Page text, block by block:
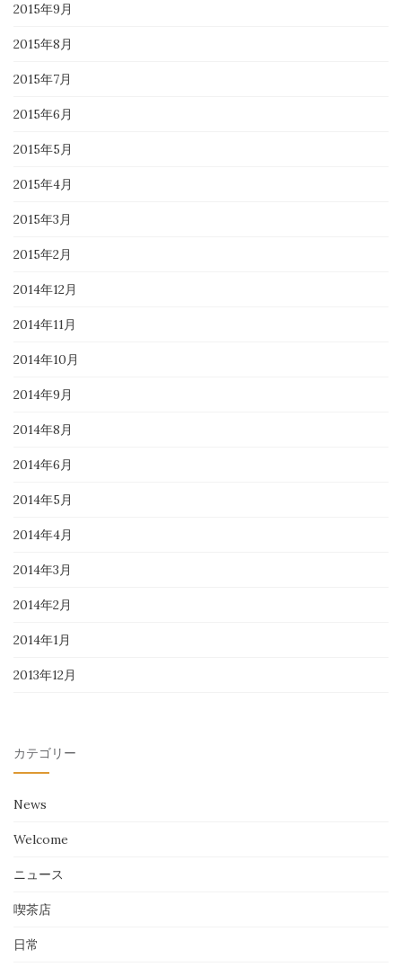
2015年9月
2015年8月
2015年7月
2015年6月
2015年5月
2015年4月
2015年3月
2015年2月
2014年12月
2014年11月
2014年10月
2014年9月
2014年8月
2014年6月
2014年5月
2014年4月
2014年3月
2014年2月
2014年1月
2013年12月
カテゴリー
News
Welcome
ニュース
喫茶店
日常